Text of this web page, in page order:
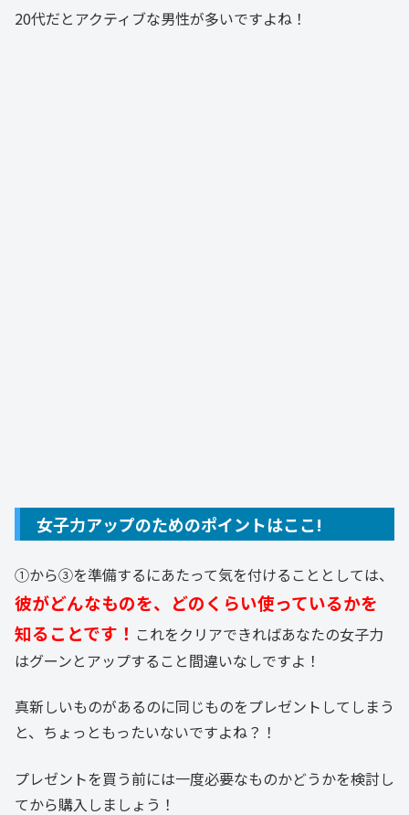
20代だとアクティブな男性が多いですよね！
女子力アップのためのポイントはここ!
①から③を準備するにあたって気を付けることとしては、
彼がどんなものを、どのくらい使っているかを
知ることです！ これをクリアできればあなたの女子力
はグーンとアップすること間違いなしですよ！
真新しいものがあるのに同じものをプレゼントしてしまう
と、ちょっともったいないですよね？！
プレゼントを買う前には一度必要なものかどうかを検討し
てから購入しましょう！